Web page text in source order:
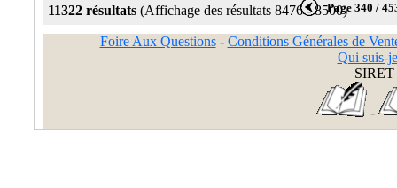
11322 résultats (Affichage des résultats 8476 - 8500)Page 340 /
Foire Aux Questions- Conditions Générales de
Qui suis-
SIRET
-